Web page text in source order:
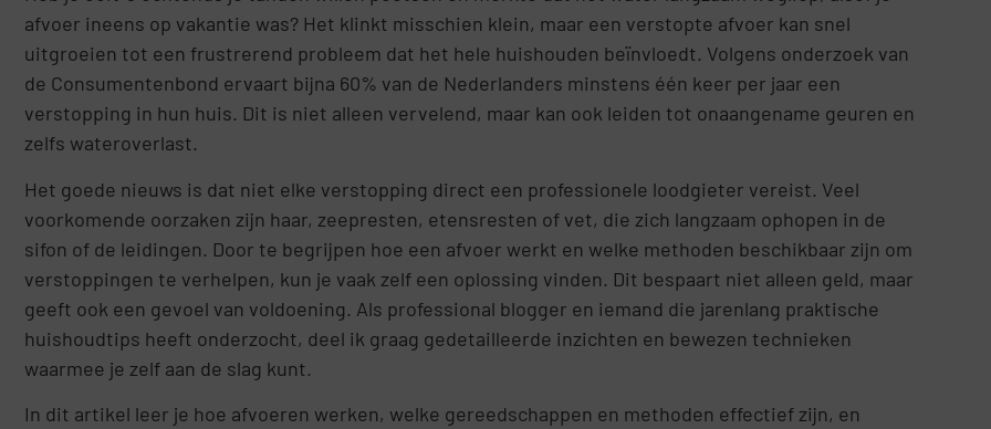
afvoer ineens op vakantie was? Het klinkt misschien klein, maar een verstopte afvoer kan snel
uitgroeien tot een frustrerend probleem dat het hele huishouden beïnvloedt. Volgens onderzoek van
de Consumentenbond ervaart bijna 60% van de Nederlanders minstens één keer per jaar een
verstopping in hun huis. Dit is niet alleen vervelend, maar kan ook leiden tot onaangename geuren en
zelfs wateroverlast.
Het goede nieuws is dat niet elke verstopping direct een professionele loodgieter vereist. Veel
voorkomende oorzaken zijn haar, zeepresten, etensresten of vet, die zich langzaam ophopen in de
sifon of de leidingen. Door te begrijpen hoe een afvoer werkt en welke methoden beschikbaar zijn om
verstoppingen te verhelpen, kun je vaak zelf een oplossing vinden. Dit bespaart niet alleen geld, maar
geeft ook een gevoel van voldoening. Als professional blogger en iemand die jarenlang praktische
huishoudtips heeft onderzocht, deel ik graag gedetailleerde inzichten en bewezen technieken
waarmee je zelf aan de slag kunt.
In dit artikel leer je hoe afvoeren werken, welke gereedschappen en methoden effectief zijn, en